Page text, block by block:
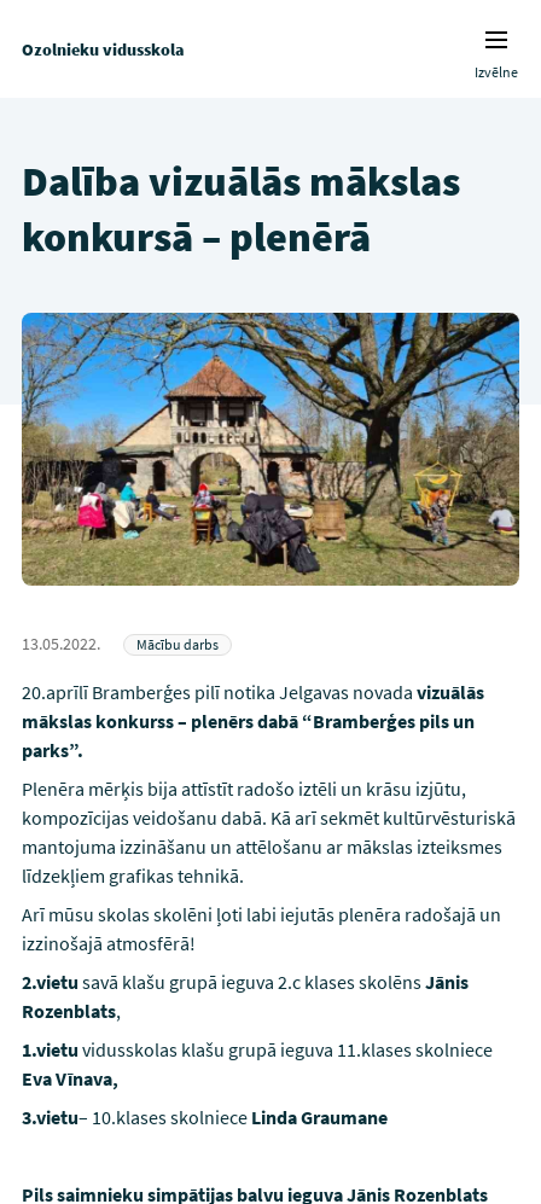
Ozolnieku vidusskola
Izvēlne
Dalība vizuālās mākslas
konkursā – plenērā
13.05.2022. Mācību darbs
20.aprīlī Bramberģes pilī notika Jelgavas novada vizuālās
mākslas konkurss – plenērs dabā “Bramberģes pils un
parks”.
Plenēra mērķis bija attīstīt radošo iztēli un krāsu izjūtu,
kompozīcijas veidošanu dabā. Kā arī sekmēt kultūrvēsturiskā
mantojuma izzināšanu un attēlošanu ar mākslas izteiksmes
līdzekļiem grafikas tehnikā.
Arī mūsu skolas skolēni ļoti labi iejutās plenēra radošajā un
izzinošajā atmosfērā!
2.vietu savā klašu grupā ieguva 2.c klases skolēnsJānis
Rozenblats,
1.vietu vidusskolas klašu grupā ieguva 11.klases skolniece
Eva Vīnava,
3.vietu– 10.klases skolniece Linda Graumane
Pils saimnieku simpātijas balvu ieguva Jānis Rozenblats